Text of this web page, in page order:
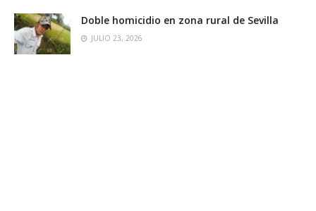
Doble homicidio en zona rural de Sevilla
JULIO 23, 2026